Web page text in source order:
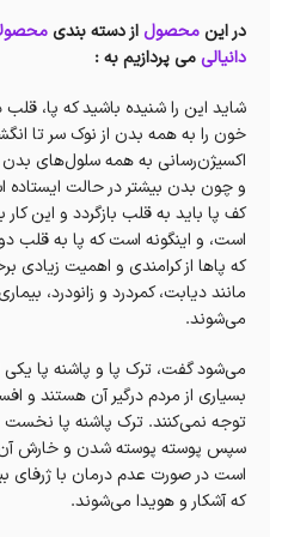
در این محصول از دسته بندی
دانیالیمی پردازیم به :
شاید این را شنیده باشید که پا،
خون را به همه بدن از نوک سر تا
اکسیژن‌رسانی به همه سلول‌های
و چون بدن بیشتر در حالت ایستاده
کف پا باید به قلب بازگردد و این
است، و اینگونه است که پا به قلب
که پاها از کرامندی و اهمیت زیادی
مانند دیابت، کمردرد و زانودرد،
می‌شوند.
می‌شود گفت، ترک پا و پاشنه پا یکی
بسیاری از مردم درگیر آن هستند و
توجه نمی‌کنند. ترک پاشنه پا
سپس پوسته پوسته شدن و خارش آن
است در صورت عدم درمان با ژرفای
که آشکار و هویدا می‌شوند.